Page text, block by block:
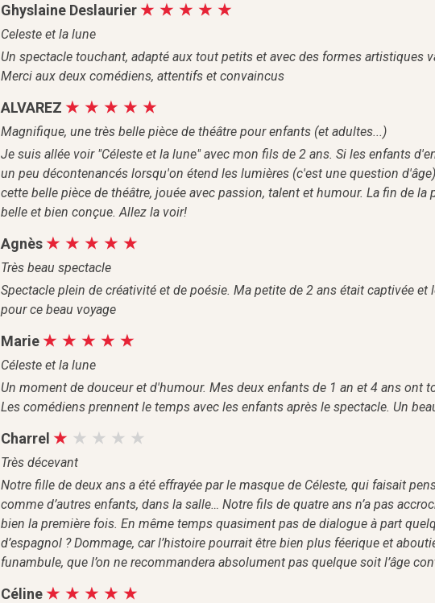
Ghyslaine Deslaurier
Celeste et la lune
Un spectacle touchant, adapté aux tout petits et avec des formes artistiques
Merci aux deux comédiens, attentifs et convaincus
ALVAREZ
Magnifique, une très belle pièce de théâtre pour enfants (et adultes...)
Je suis allée voir "Céleste et la lune" avec mon fils de 2 ans. Si les enfants
un peu décontenancés lorsqu'on étend les lumières (c'est une question
cette belle pièce de théâtre, jouée avec passion, talent et humour. La fin de la
belle et bien conçue. Allez la voir!
Agnès
Très beau spectacle
Spectacle plein de créativité et de poésie. Ma petite de 2 ans était captivée et
pour ce beau voyage
Marie
Céleste et la lune
Un moment de douceur et d'humour. Mes deux enfants de 1 an et 4 ans ont
Les comédiens prennent le temps avec les enfants après le spectacle. Un
Charrel
Très décevant
Notre fille de deux ans a été effrayée par le masque de Céleste, qui faisait
comme d’autres enfants, dans la salle… Notre fils de quatre ans n’a pas
bien la première fois. En même temps quasiment pas de dialogue à part
d’espagnol ? Dommage, car l’histoire pourrait être bien plus féerique et
funambule, que l’on ne recommandera absolument pas quelque soit l’âge
Céline